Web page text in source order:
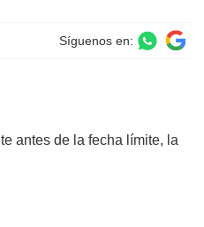
Síguenos en:
antes de la fecha límite, la